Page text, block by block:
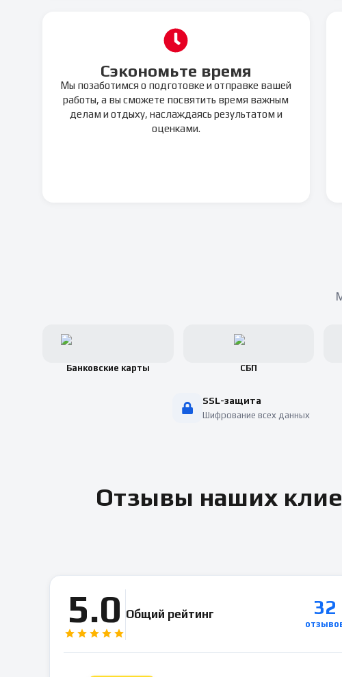
Сэкономьте время
Мы позаботимся о подготовке и отправке вашей
работы, а вы сможете посвятить время важным
делам и отдыху, наслаждаясь результатом и
оценками.
Банковские карты СБП
SSL-защита
Шифрование всех данных
Отзывы наших
5.0 Общий рейтинг 32